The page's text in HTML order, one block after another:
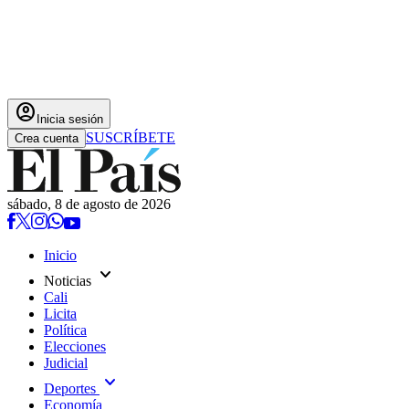
account_circle Inicia sesión
Crea cuenta SUSCRÍBETE
sábado, 8 de agosto de 2026
Inicio
Noticias expand_more
Cali
Licita
Política
Elecciones
Judicial
Deportes expand_more
Economía